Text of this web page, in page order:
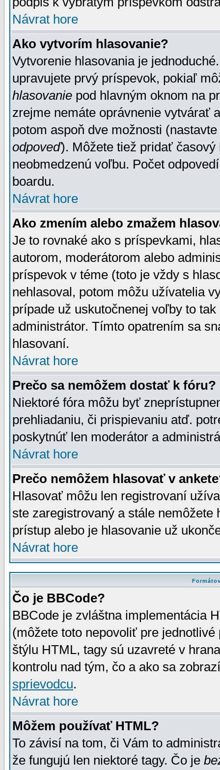
Návrat hore
Ako vytvorím hlasovanie?
Vytvorenie hlasovania je
upravujete prvý príspevok, pokiaľ
hlasovanie pod hlavným oknom na
zrejme nemáte oprávnenie vytvárať
potom aspoň dve možnosti
odpoveď). Môžete tiež pridať
neobmedzenú voľbu. Počet
boardu.
Návrat hore
Ako zmením alebo zmažem
Je to rovnaké ako s príspevkami,
autorom, moderátorom alebo
príspevok v téme (toto je vždy s
nehlasoval, potom môžu užívatelia
prípade už uskutočnenej voľby to
administrátor. Tímto opatrením sa
hlasovaní.
Návrat hore
Prečo sa nemôžem dostať k fóru?
Niektoré fóra môžu byť
prehliadaniu, či prispievaniu atď.
poskytnúť len moderátor a
Návrat hore
Prečo nemôžem hlasovať v
Hlasovať môžu len registrovaní
ste zaregistrovaný a stále
prístup alebo je hlasovanie už
Návrat hore
Čo je BBCode?
BBCode je zvláštna implementácia
(môžete toto nepovoliť pre
štýlu HTML, tagy sú uzavreté v
kontrolu nad tým, čo a ako sa
sprievodcu.
Návrat hore
Môžem používať HTML?
To závisí na tom, či Vám to
že fungujú len niektoré tagy. Čo je